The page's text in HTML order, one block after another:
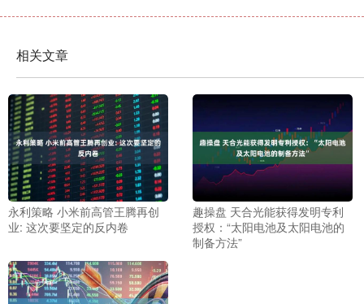
相关文章
永利策略 小米前高管王腾再创
业: 这次要坚定的反内卷
趣操盘 天合光能获得发明专利
授权：“太阳电池及太阳电池的
制备方法”